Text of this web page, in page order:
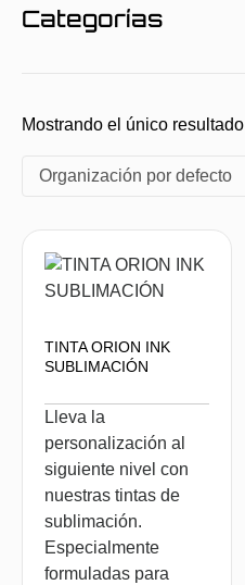
Categorías
Mostrando el único resultado
Organización por defecto
TINTA ORION INK
SUBLIMACIÓN
Lleva la
personalización al
siguiente nivel con
nuestras tintas de
sublimación.
Especialmente
formuladas para